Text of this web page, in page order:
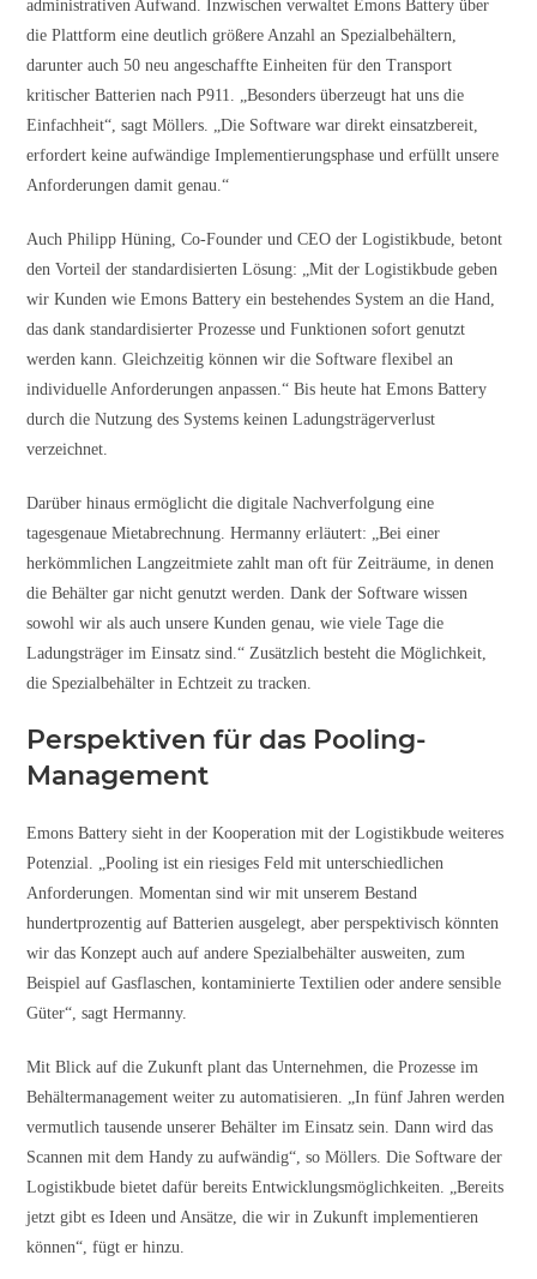
administrativen Aufwand. Inzwischen verwaltet Emons Battery über
die Plattform eine deutlich größere Anzahl an Spezialbehältern,
darunter auch 50 neu angeschaffte Einheiten für den Transport
kritischer Batterien nach P911. „Besonders überzeugt hat uns die
Einfachheit“, sagt Möllers. „Die Software war direkt einsatzbereit,
erfordert keine aufwändige Implementierungsphase und erfüllt unsere
Anforderungen damit genau.“
Auch Philipp Hüning, Co-Founder und CEO der Logistikbude, betont
den Vorteil der standardisierten Lösung: „Mit der Logistikbude geben
wir Kunden wie Emons Battery ein bestehendes System an die Hand,
das dank standardisierter Prozesse und Funktionen sofort genutzt
werden kann. Gleichzeitig können wir die Software flexibel an
individuelle Anforderungen anpassen.“ Bis heute hat Emons Battery
durch die Nutzung des Systems keinen Ladungsträgerverlust
verzeichnet.
Darüber hinaus ermöglicht die digitale Nachverfolgung eine
tagesgenaue Mietabrechnung. Hermanny erläutert: „Bei einer
herkömmlichen Langzeitmiete zahlt man oft für Zeiträume, in denen
die Behälter gar nicht genutzt werden. Dank der Software wissen
sowohl wir als auch unsere Kunden genau, wie viele Tage die
Ladungsträger im Einsatz sind.“ Zusätzlich besteht die Möglichkeit,
die Spezialbehälter in Echtzeit zu tracken.
Perspektiven für das Pooling-
Management
Emons Battery sieht in der Kooperation mit der Logistikbude weiteres
Potenzial. „Pooling ist ein riesiges Feld mit unterschiedlichen
Anforderungen. Momentan sind wir mit unserem Bestand
hundertprozentig auf Batterien ausgelegt, aber perspektivisch könnten
wir das Konzept auch auf andere Spezialbehälter ausweiten, zum
Beispiel auf Gasflaschen, kontaminierte Textilien oder andere sensible
Güter“, sagt Hermanny.
Mit Blick auf die Zukunft plant das Unternehmen, die Prozesse im
Behältermanagement weiter zu automatisieren. „In fünf Jahren werden
vermutlich tausende unserer Behälter im Einsatz sein. Dann wird das
Scannen mit dem Handy zu aufwändig“, so Möllers. Die Software der
Logistikbude bietet dafür bereits Entwicklungsmöglichkeiten. „Bereits
jetzt gibt es Ideen und Ansätze, die wir in Zukunft implementieren
können“, fügt er hinzu.